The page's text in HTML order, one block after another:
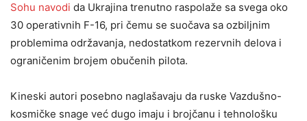
Sohu navodi da Ukrajina trenutno raspolaže sa svega oko
30 operativnih F-16, pri čemu se suočava sa ozbiljnim
problemima održavanja, nedostatkom rezervnih delova i
ograničenim brojem obučenih pilota.
Kineski autori posebno naglašavaju da ruske Vazdušno-
kosmičke snage već dugo imaju i brojčanu i tehnološku